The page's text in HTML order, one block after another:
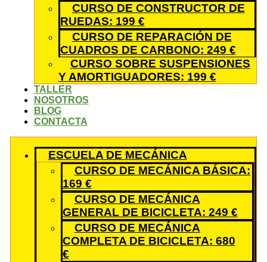
CURSO DE CONSTRUCTOR DE
RUEDAS: 199 €
CURSO DE REPARACIÓN DE
CUADROS DE CARBONO: 249 €
CURSO SOBRE SUSPENSIONES
Y AMORTIGUADORES: 199 €
TALLER
NOSOTROS
BLOG
CONTACTA
ESCUELA DE MECÁNICA
CURSO DE MECÁNICA BÁSICA:
169 €
CURSO DE MECÁNICA
GENERAL DE BICICLETA: 249 €
CURSO DE MECÁNICA
COMPLETA DE BICICLETA: 680
€